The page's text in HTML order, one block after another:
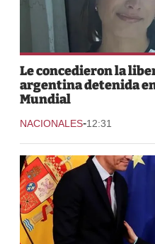
Le concedieron la
argentina detenida
Mundial
NACIONALES-12:31